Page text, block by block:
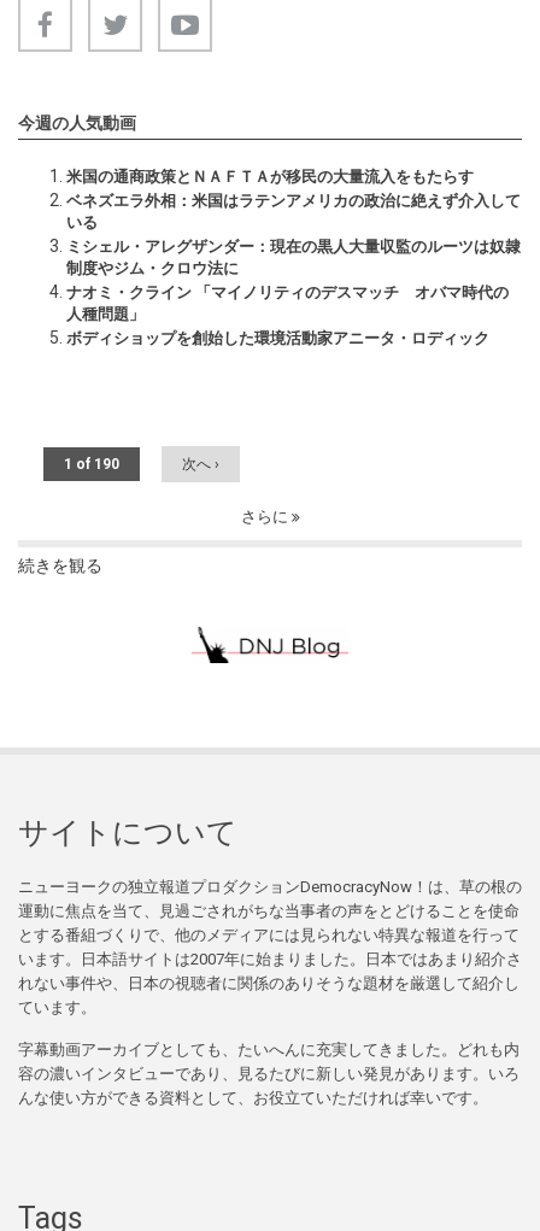
今週の人気動画
米国の通商政策とＮＡＦＴＡが移民の大量流入をもたらす
ベネズエラ外相：米国はラテンアメリカの政治に絶えず介入して
いる
ミシェル・アレグザンダー：現在の黒人大量収監のルーツは奴隷
制度やジム・クロウ法に
ナオミ・クライン 「マイノリティのデスマッチ オバマ時代の
人種問題」
ボディショップを創始した環境活動家アニータ・ロディック
1 of 190 次へ ›
さらに
続きを観る
サイトについて
ニューヨークの独立報道プロダクションDemocracyNow！は、草の根の
運動に焦点を当て、見過ごされがちな当事者の声をとどけることを使命
とする番組づくりで、他のメディアには見られない特異な報道を行って
います。日本語サイトは2007年に始まりました。日本ではあまり紹介さ
れない事件や、日本の視聴者に関係のありそうな題材を厳選して紹介し
ています。
字幕動画アーカイブとしても、たいへんに充実してきました。どれも内
容の濃いインタビューであり、見るたびに新しい発見があります。いろ
んな使い方ができる資料として、お役立ていただければ幸いです。
Tags